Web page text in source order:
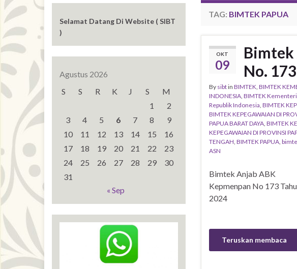
TAG: BIMTEK PAPUA
OKT
09
Bimtek
No.
By sibtin BIMTEK, BIMTEK
INDONESIA, BIMTEK
Republik Indonesia, BIMTEK
BIMTEK KEPEGAWAIAN DI
PAPUA BARAT DAYA, BIMTEK
KEPEGAWAIAN DI PROVINSI
TENGAH, BIMTEK PAPUA,
ASN
Bimtek Anjab ABK
Kepmenpan No 173
Teruskan membaca
Selamat Datang Di Website ( SIBT
)
Agustus 2026
S
S R K J S
M
1
2
3
4 5 6 7 8
9
10
11 12 13 14 15
16
17
18 19 20 21 22
23
24
25 26 27 28 29
30
31
« Sep